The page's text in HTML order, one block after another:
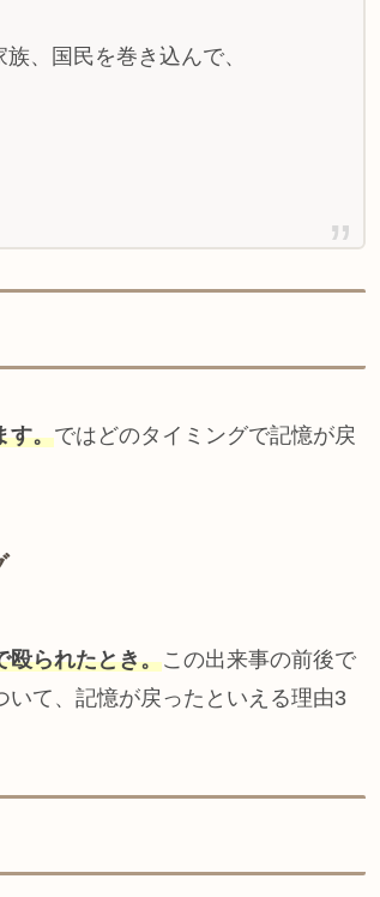
、国民を巻き込んで、
す。ではどのタイミングで記憶が戻
殴られたとき。この出来事の前後で
て、記憶が戻ったといえる理由3